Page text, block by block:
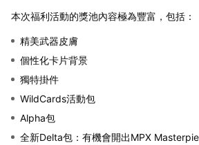
本次福利活動的獎池內容極為豐富，包括：
精美武器皮膚
個性化卡片背景
獨特掛件
WildCards活動包
Alpha包
全新Delta包：有機會開出MPX